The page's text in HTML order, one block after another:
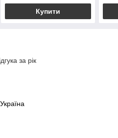
Купити
за рік